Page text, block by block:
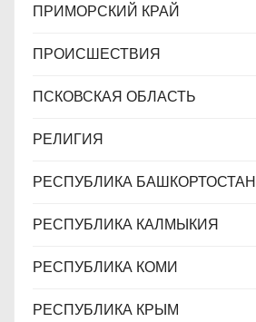
ПРИМОРСКИЙ КРАЙ
ПРОИСШЕСТВИЯ
ПСКОВСКАЯ ОБЛАСТЬ
РЕЛИГИЯ
РЕСПУБЛИКА БАШКОРТОСТАН
РЕСПУБЛИКА КАЛМЫКИЯ
РЕСПУБЛИКА КОМИ
РЕСПУБЛИКА КРЫМ